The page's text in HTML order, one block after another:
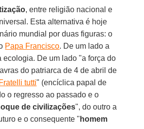
, entre religião nacional e
Esta alternativa é hoje
mundial por duas figuras: o
Papa Francisco. De um lado a
ecologia. De um lado "a força do
do patriarca de 4 de abril de
Fratelli tutti" (encíclica papal de
o regresso ao passado e o
de civilizações", do outro a
e o consequente " homem